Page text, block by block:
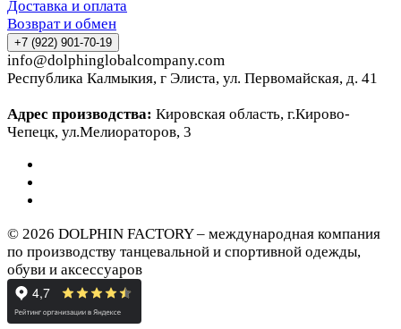
Доставка и оплата
Возврат и обмен
+7 (922) 901-70-19
info@dolphinglobalcompany.com
Республика Калмыкия, г Элиста, ул. Первомайская, д. 41
Адрес производства: Кировская область, г.Кирово-
Чепецк, ул.Мелиораторов, 3
© 2026 DOLPHIN FACTORY – международная компания
по производству танцевальной и спортивной одежды,
обуви и аксессуаров